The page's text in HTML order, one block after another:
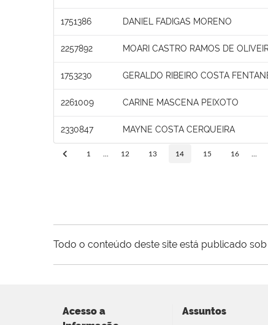
1751386 DANIEL FADIGAS MORENO
2257892 MOARI CASTRO RAMOS DE
1753230 GERALDO RIBEIRO COSTA
2261009 CARINE MASCENA PEIXOTO
2330847 MAYNE COSTA CERQUEIRA
1 12 13 14 15 16
Todo o conteúdo deste site está publicado
Acesso a
Assuntos